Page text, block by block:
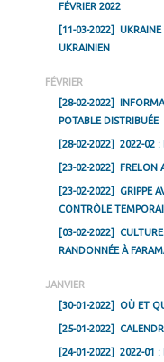
FÉVRIER 2022
[11-03-2022]
UKRAINE
UKRAINIEN
FÉVRIER
[28-02-2022]
POTABLE DISTRIBUÉE
[28-02-2022] 2022-02 :
[23-02-2022] FRELON
[23-02-2022]
GRIPPE
CONTRÔLE
[03-02-2022]
RANDONNÉE À
JANVIER
[30-01-2022]
OÙ ET
[25-01-2022]
[24-01-2022] 2022-01 :